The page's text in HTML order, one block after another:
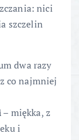
nici
szczelin
dwa razy
co najmniej
– miękka, z
i